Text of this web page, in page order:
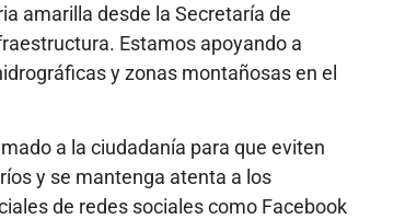
amarilla desde la Secretaría de
Estamos apoyando a
y zonas montañosas en el
a la ciudadanía para que eviten
y se mantenga atenta a los
de redes sociales como Facebook